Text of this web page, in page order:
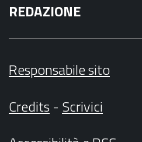
REDAZIONE
Responsabile sito
Credits- Scrivici